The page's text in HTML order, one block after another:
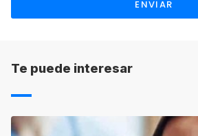
gastos de gestión atendiendo a
condiciones. Asimismo, el
ENVIAR
Te puede interesar